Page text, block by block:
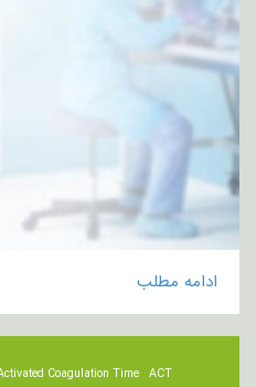
ادامه مطلب
ACT
Coagulation Time